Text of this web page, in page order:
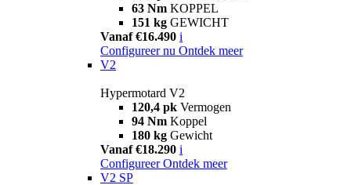
63 Nm KOPPEL
151 kg GEWICHT
Vanaf €16.490 i
Configureer nu Ontdek meer
V2
Hypermotard V2
120,4 pk Vermogen
94 Nm Koppel
180 kg Gewicht
Vanaf €18.290 i
Configureer Ontdek meer
V2 SP